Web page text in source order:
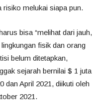
melukai siapa pun.
bisa “melihat dari jauh,
fisik dan orang
belum ditetapkan,
sejarah bernilai $ 1 juta
dan April 2021, diikuti oleh
2021.